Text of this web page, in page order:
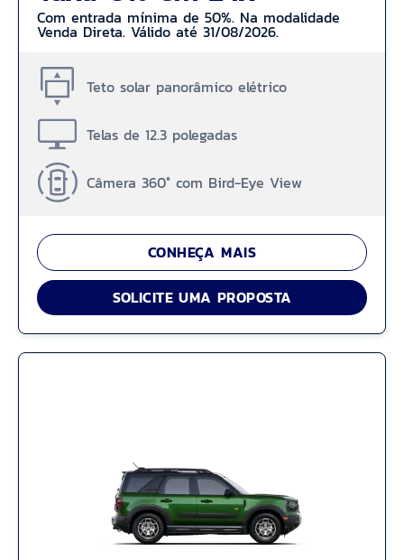
Com entrada mínima de 50%. Na modalidade
Venda Direta. Válido até 31/08/2026.
Teto solar panorâmico elétrico
Telas de 12.3 polegadas
Câmera 360° com Bird-Eye View
CONHEÇA MAIS
SOLICITE UMA PROPOSTA